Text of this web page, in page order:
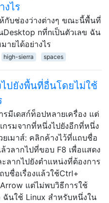
งไร
กับช่องว่างต่างๆ ขณะนี้พื้นที่
Desktop nที่nเป็นตัวเลข ฉัน
ายได้อย่างไร
high-sierra spaces
ปยังพื้นที่อื่นโดยไม่ใช้
มีเดสก์ท็อปหลายเครื่อง แต่
กรมจากที่หนึ่งไปยังอีกที่หนึ่ง
ยเมาส์: คลิกค้างไว้ที่แถบชื่อ
วลากไปที่ขอบ F8 เพื่อแสดง
ลากไปยังตำแหน่งที่ต้องการ
บชื่อเรื่องแล้วใช้Ctrl+
แต่ไม่พบวิธีการใช้
ฉันใช้ Linux สำหรับหนึ่งใน